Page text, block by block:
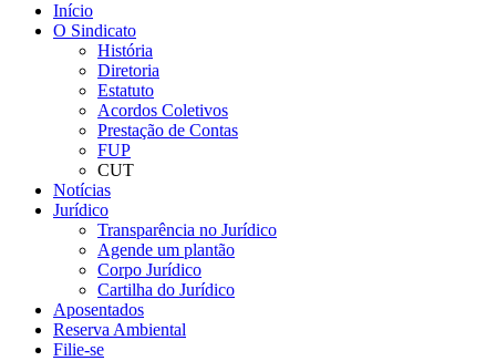
Início
O Sindicato
História
Diretoria
Estatuto
Acordos Coletivos
Prestação de Contas
FUP
CUT
Notícias
Jurídico
Transparência no Jurídico
Agende um plantão
Corpo Jurídico
Cartilha do Jurídico
Aposentados
Reserva Ambiental
Filie-se